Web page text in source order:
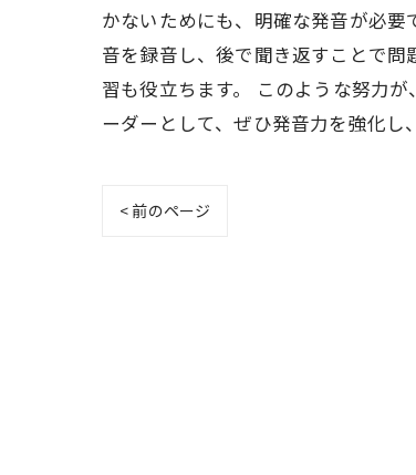
かないためにも、明確な発音が必
音を録音し、後で聞き返すことで
習も役立ちます。 このような努力
ーダーとして、ぜひ発音力を強化し
< 前のページ